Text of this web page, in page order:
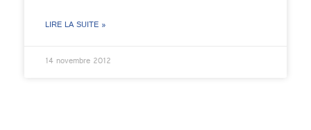
LIRE LA SUITE »
14 novembre 2012